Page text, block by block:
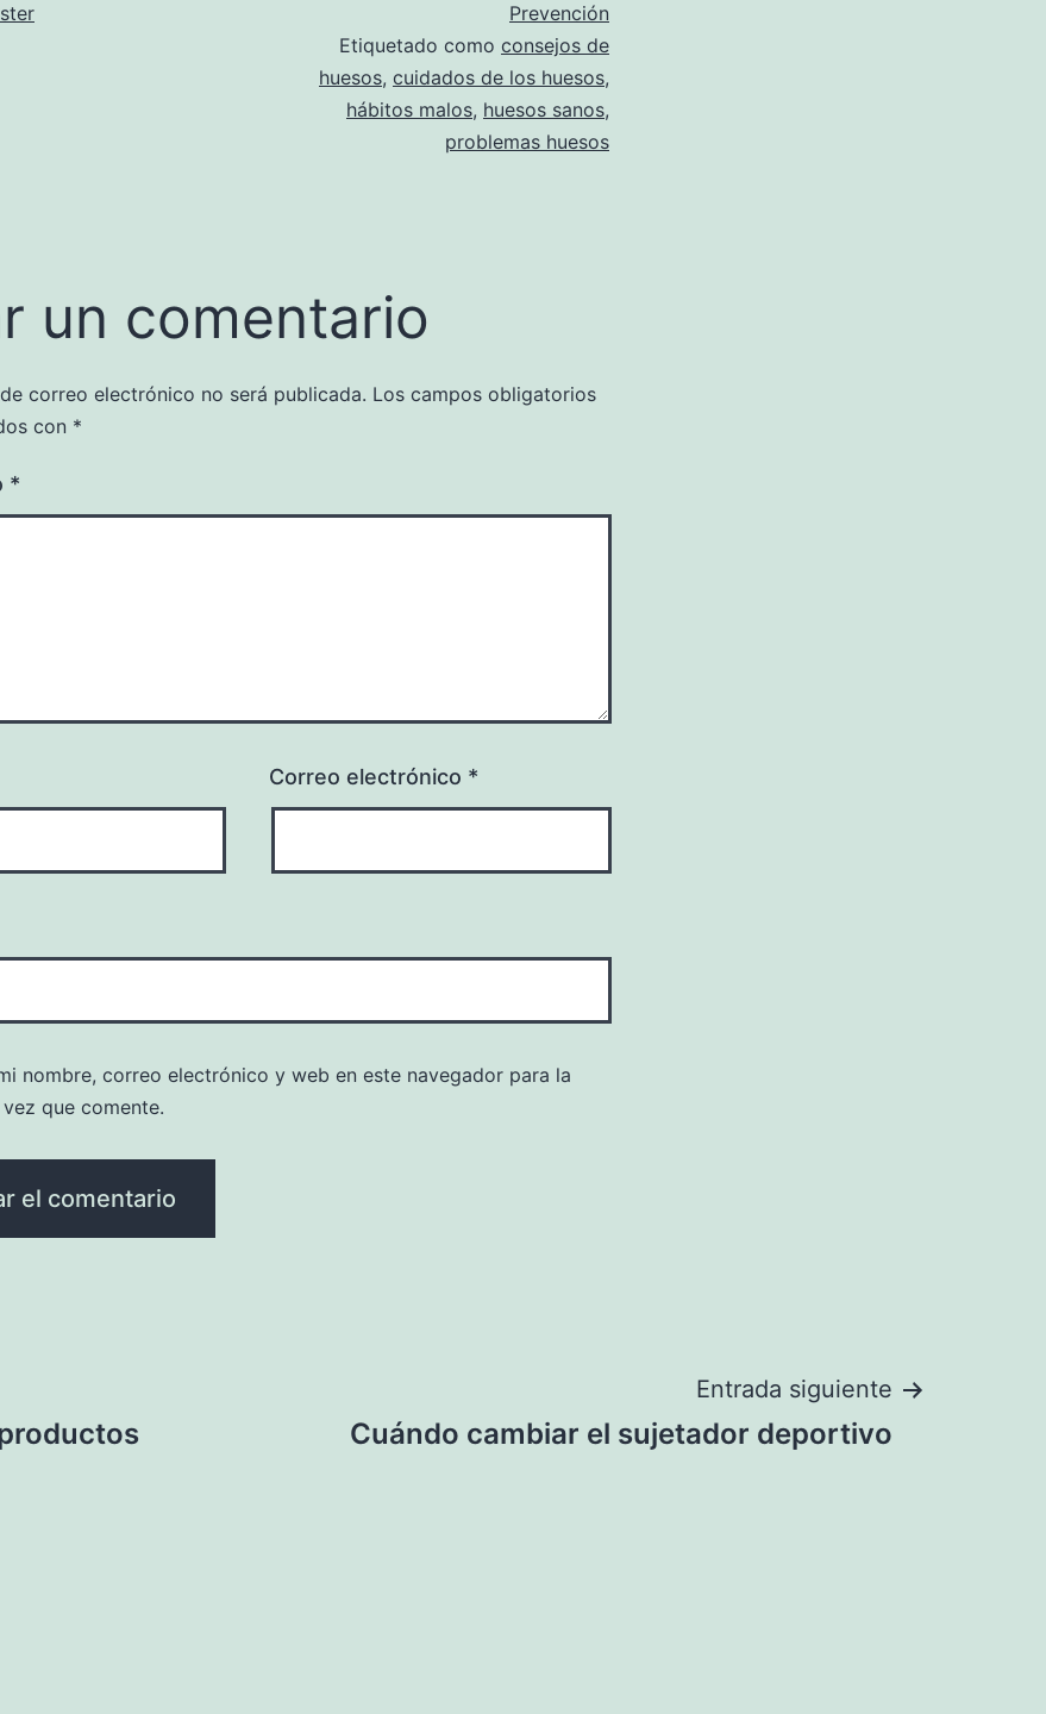
Prevención
Etiquetado como consejos de
huesos, cuidados de los huesos,
hábitos malos, huesos sanos,
problemas huesos
un comentario
correo electrónico no será publicada. Los campos obligatorios
con *
*
Correo electrónico *
nombre, correo electrónico y web en este navegador para la
que comente.
Entrada siguiente
Cuándo cambiar el sujetador deportivo